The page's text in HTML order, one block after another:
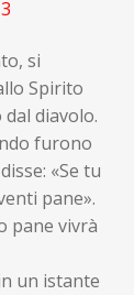
si
Spirito
diavolo.
furono
«Se tu
pane».
pane vivrà
un istante